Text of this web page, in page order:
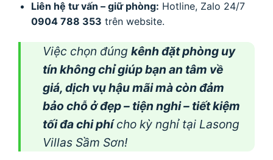
Liên hệ tư vấn – giữ phòng: Hotline, Zalo 24/7
0904 788 353 trên website.
Việc chọn đúng kênh đặt phòng uy
tín không chỉ giúp bạn an tâm về
giá, dịch vụ hậu mãi mà còn đảm
bảo chỗ ở đẹp – tiện nghi – tiết kiệm
tối đa chi phícho kỳ nghỉ tại Lasong
Villas Sầm Sơn!